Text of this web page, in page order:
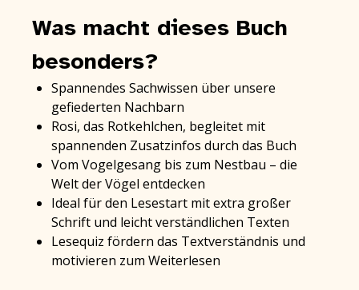
Was macht dieses Buch
besonders?
Spannendes Sachwissen über unsere
gefiederten Nachbarn
Rosi, das Rotkehlchen, begleitet mit
spannenden Zusatzinfos durch das Buch
Vom Vogelgesang bis zum Nestbau – die
Welt der Vögel entdecken
Ideal für den Lesestart mit extra großer
Schrift und leicht verständlichen Texten
Lesequiz fördern das Textverständnis und
motivieren zum Weiterlesen